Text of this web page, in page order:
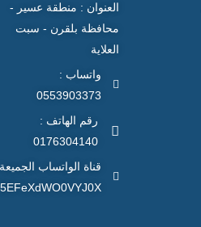
العنوان : منطقة عسير -
محافظة بلقرن - سبت
العلاية
واتساب :
0553903373
رقم الهاتف :
0176304140
قناة الواتساب